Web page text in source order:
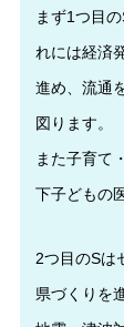
まず1つ目
れには経済
進め、流通
図ります。
また子育て
下子どもの
2つ目のSは
県づくりを